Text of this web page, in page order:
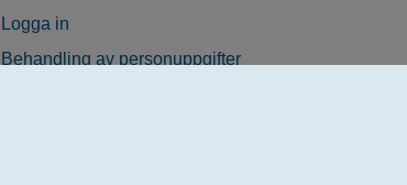
Logga in
Behandling av personuppgifter